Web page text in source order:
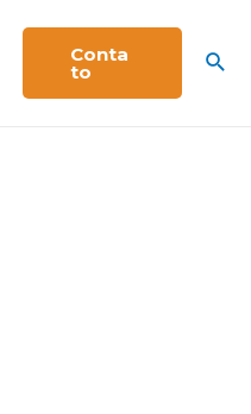
Conta
to